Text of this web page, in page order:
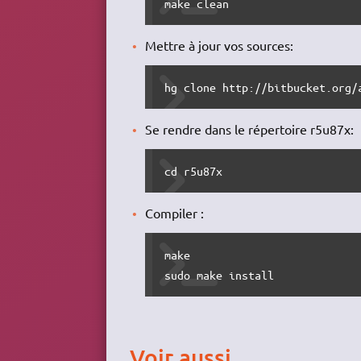
make clean
Mettre à jour vos sources:
hg clone http://bitbucket.org/
Se rendre dans le répertoire r5u87x:
cd r5u87x
Compiler :
make
sudo make install